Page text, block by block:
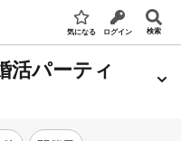
気になる ログイン 検索
活パーティ